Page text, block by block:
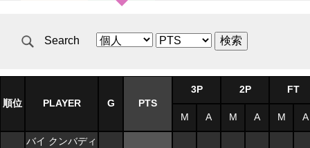
Search
順位 PLAYER G
バイ クンバディ
No. PLAYER S PTS
3P 2P FT
M A M A M A
バイ クンバディ